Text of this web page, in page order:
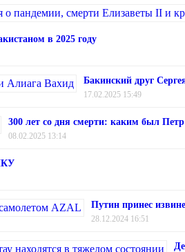
в 2025 году
Бакинский друг
17.02.2025 15:49
300 лет со дня смерти: каким был
08.02.2025 13:14
Путин принес
28.12.2024 16:51